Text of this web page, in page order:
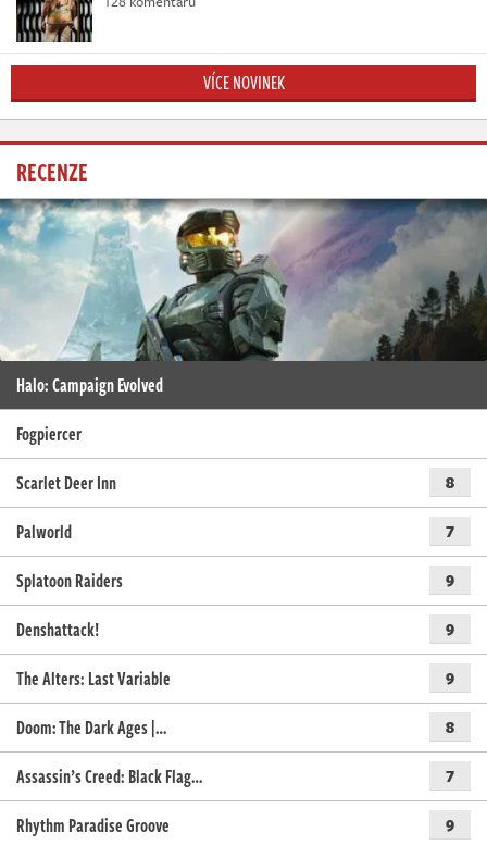
VÍCE NOVINEK
RECENZE
Halo: Campaign Evolved
Fogpiercer
Scarlet Deer Inn
8
Palworld 7
Splatoon Raiders 9
Denshattack! 9
The Alters: Last Variable 9
Doom: The Dark Ages |… 8
Assassin’s Creed: Black Flag… 7
Rhythm Paradise Groove 9